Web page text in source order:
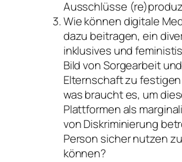
Ausschlüsse
Wie können digitale
dazu beitragen, ein
inklusives und
Bild von Sorgearbeit und
Elternschaft zu
was braucht es, um
Plattformen als
von Diskriminierung
Person sicher nutzen zu
können?